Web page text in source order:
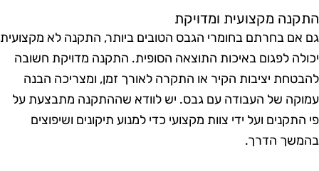
מקצועית ומדויקת
אם בחרתם בחומרי הגבס הטובים ביותר, התקנה לא מקצועית
לפגום באיכות התוצאה הסופית. התקנה מדויקת חשובה
יציבות הקיר או התקרה לאורך זמן, ומצריכה הבנה
של העבודה עם גבס. יש לוודא שההתקנה מתבצעת על
התקנים ועל ידי צוות מקצועי כדי למנוע תיקונים ושיפוצים
הדרך.